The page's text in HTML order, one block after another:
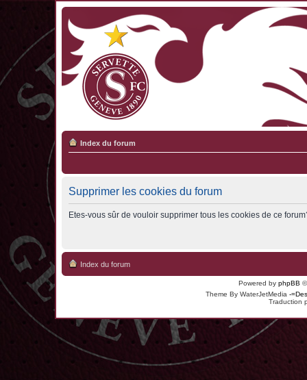
Index du forum
Supprimer les cookies du forum
Etes-vous sûr de vouloir supprimer tous les cookies de ce
Index du forum
Powered by phpBB
Theme By WaterJetMedia -
Traduction